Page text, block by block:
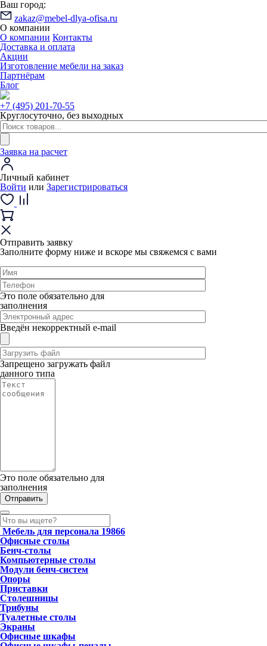
Ваш город:
zakaz@mebel-dlya-ofisa.ru
О компании
О компании Контакты
Доставка и оплата
Акции
Изготовление мебели на заказ
Партнёрам
Блог
+7 (495) 201-70-55
Круглосуточно, без выходных
Заявка на расчет
Личный кабинет
Войти или Зарегистрироваться
Отправить заявку
Заполните форму ниже и вскоре мы свяжемся с вами
Это поле обязательно для
заполнения
Введён некорректный e-mail
Запрещено загружать файл
данного типа
Это поле обязательно для
заполнения
Мебель для персонала 19866
Офисные столы
Бенч-столы
Компьютерные столы
Модули бенч-систем
Опоры
Приставки
Столешницы
Трибуны
Туалетные столы
Экраны
Офисные шкафы